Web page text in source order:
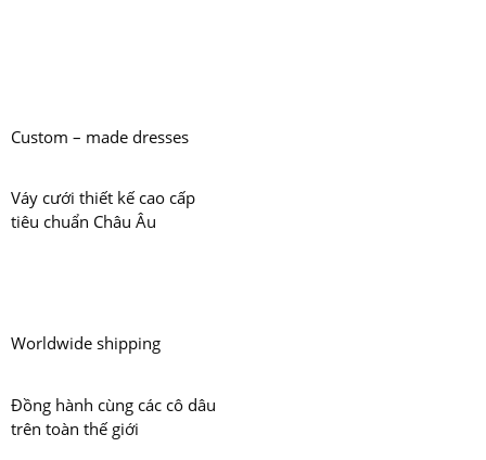
Custom – made dresses
Váy cưới thiết kế cao cấp
tiêu chuẩn Châu Âu
Worldwide shipping
Đồng hành cùng các cô dâu
trên toàn thế giới